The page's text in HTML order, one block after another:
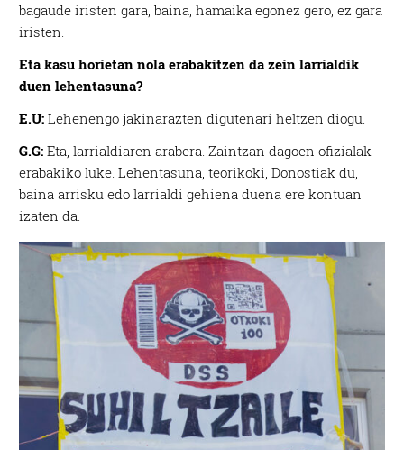
bagaude iristen gara, baina, hamaika egonez gero, ez gara
iristen.
Eta kasu horietan nola erabakitzen da zein larrialdik
duen lehentasuna?
E.U:Lehenengo jakinarazten digutenari heltzen diogu.
G.G:Eta, larrialdiaren arabera. Zaintzan dagoen ofizialak
erabakiko luke. Lehentasuna, teorikoki, Donostiak du,
baina arrisku edo larrialdi gehiena duena ere kontuan
izaten da.